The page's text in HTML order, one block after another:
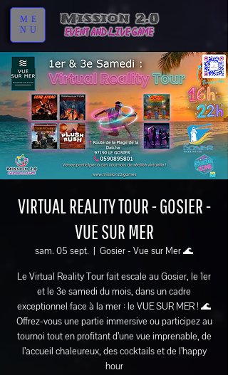
ME
NU
VIRTUAL REALITY TOUR - GOSIER -
VUE SUR MER
sam. 05 sept.
  |
Gosier - Vue sur Mer 🌊
Le Virtual Reality Tour fait escale au Gosier, le 1er
et le 3e samedi du mois, dans un cadre
exceptionnel face à la mer : le VUE SUR MER ! 🌊
Offrez-vous une partie immersive ou participez au
tournoi tout en profitant d’une vue imprenable, de
l’accueil chaleureux, des cocktails et de l’happy
hour